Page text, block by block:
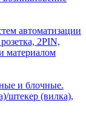
автоматизации
2PIN,
материалом
и блочные.
штекер (вилка),